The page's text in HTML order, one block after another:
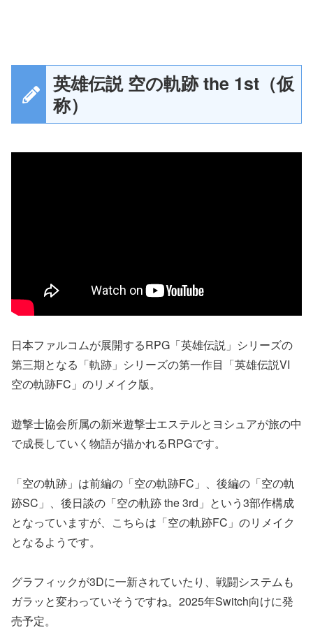
英雄伝説 空の軌跡 the 1st（仮
称）
日本ファルコムが展開するRPG「英雄伝説」シリーズの
第三期となる「軌跡」シリーズの第一作目「英雄伝説VI
空の軌跡FC」のリメイク版。
遊撃士協会所属の新米遊撃士エステルとヨシュアが旅の中
で成長していく物語が描かれるRPGです。
「空の軌跡」は前編の「空の軌跡FC」、後編の「空の軌
跡SC」、後日談の「空の軌跡 the 3rd」という3部作構成
となっていますが、こちらは「空の軌跡FC」のリメイク
となるようです。
グラフィックが3Dに一新されていたり、戦闘システムも
ガラッと変わっていそうですね。2025年Switch向けに発
売予定。